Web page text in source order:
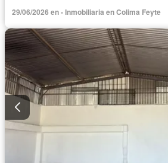
29/06/2026 en - Inmobiliaria en Colima Feyte